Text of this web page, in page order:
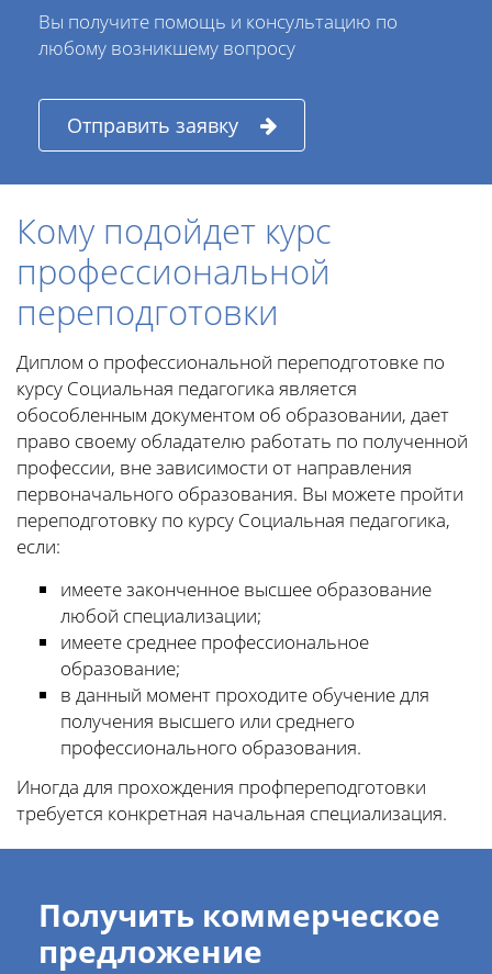
Вы получите помощь и консультацию по
любому возникшему вопросу
Отправить заявку
Кому подойдет курс
профессиональной
переподготовки
Диплом о профессиональной переподготовке по
курсу Социальная педагогика является
обособленным документом об образовании, дает
право своему обладателю работать по полученной
профессии, вне зависимости от направления
первоначального образования. Вы можете пройти
переподготовку по курсу Социальная педагогика,
если:
имеете законченное высшее образование
любой специализации;
имеете среднее профессиональное
образование;
в данный момент проходите обучение для
получения высшего или среднего
профессионального образования.
Иногда для прохождения профпереподготовки
требуется конкретная начальная специализация.
Получить коммерческое
предложение